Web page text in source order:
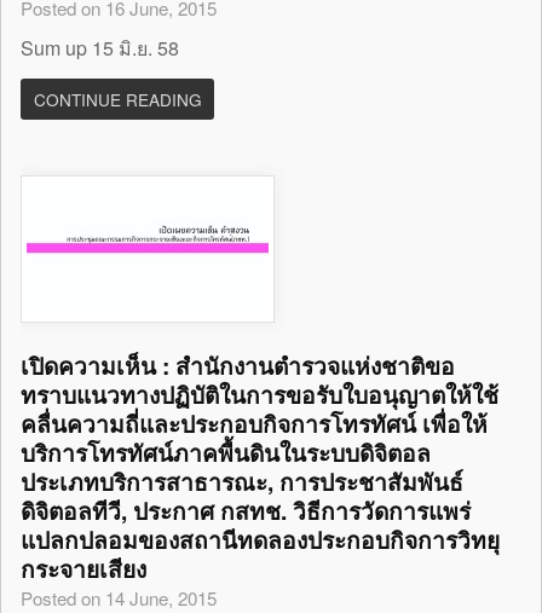
Posted on 16 June, 2015
Sum up 15 มิ.ย. 58
CONTINUE READING
เปิดความเห็น : สำนักงานตำรวจแห่งชาติขอ
ทราบแนวทางปฏิบัติในการขอรับใบอนุญาตให้ใช้
คลื่นความถี่และประกอบกิจการโทรทัศน์ เพื่อให้
บริการโทรทัศน์ภาคพื้นดินในระบบดิจิตอล
ประเภทบริการสาธารณะ, การประชาสัมพันธ์
ดิจิตอลทีวี, ประกาศ กสทช. วิธีการวัดการแพร่
แปลกปลอมของสถานีทดลองประกอบกิจการวิทยุ
กระจายเสียง
Posted on 14 June, 2015